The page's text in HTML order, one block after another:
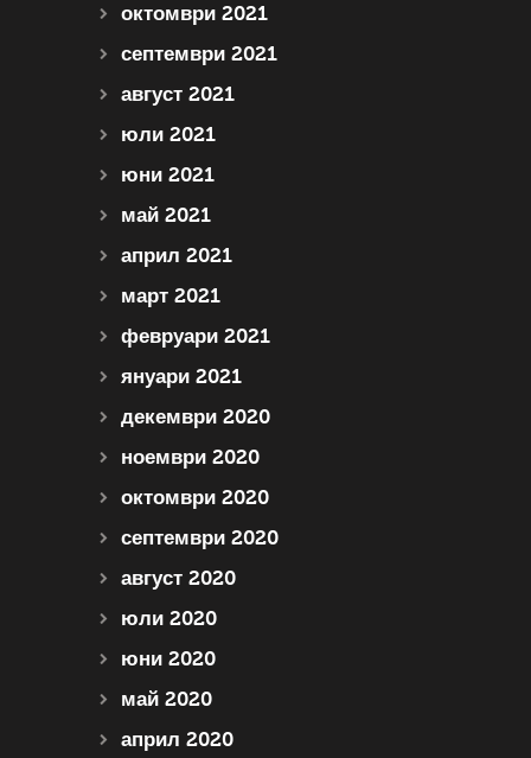
октомври 2021
септември 2021
август 2021
юли 2021
юни 2021
май 2021
април 2021
март 2021
февруари 2021
януари 2021
декември 2020
ноември 2020
октомври 2020
септември 2020
август 2020
юли 2020
юни 2020
май 2020
април 2020